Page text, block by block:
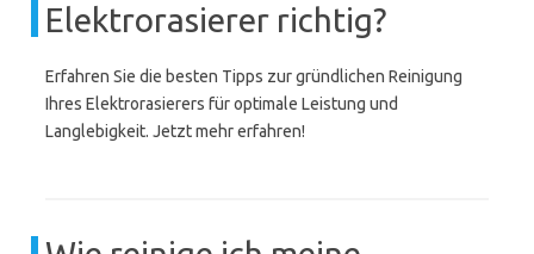
Elektrorasierer richtig?
Erfahren Sie die besten Tipps zur gründlichen Reinigung
Ihres Elektrorasierers für optimale Leistung und
Langlebigkeit. Jetzt mehr erfahren!